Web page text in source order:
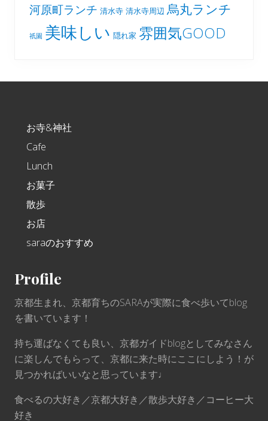
河原町ランチ 清水寺 清水寺周辺 烏丸ランチ
祇園 美味しい 隠れ家 雰囲気GOOD
お寺&神社
Cafe
Lunch
お菓子
散歩
お店
saraのおすすめ
Profile
京都生まれ、京都育ちのSARAが実際に食べ歩いてblog
を書いています！
持ち運ばなくても良い、京都ガイドblogとしてみなさん
に楽しんでもらって、京都に来た時にここにしよう！が
見つかればいいなと思っています♩
食べるの大好き／京都大好き／散歩大好き／コーヒー大
好き